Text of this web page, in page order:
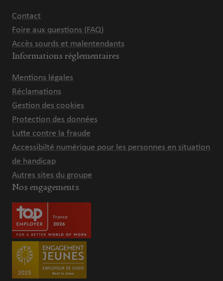
Contact
Foire aux questions (FAQ)
Accès sourds et malentendants
Informations réglementaires
Mentions légales
Réclamations
Gestion des cookies
Protection des données
Lutte contre la fraude
Accessibilté numérique pour les personnes en situation
de handicap
Autres sites du groupe
Nos engagements